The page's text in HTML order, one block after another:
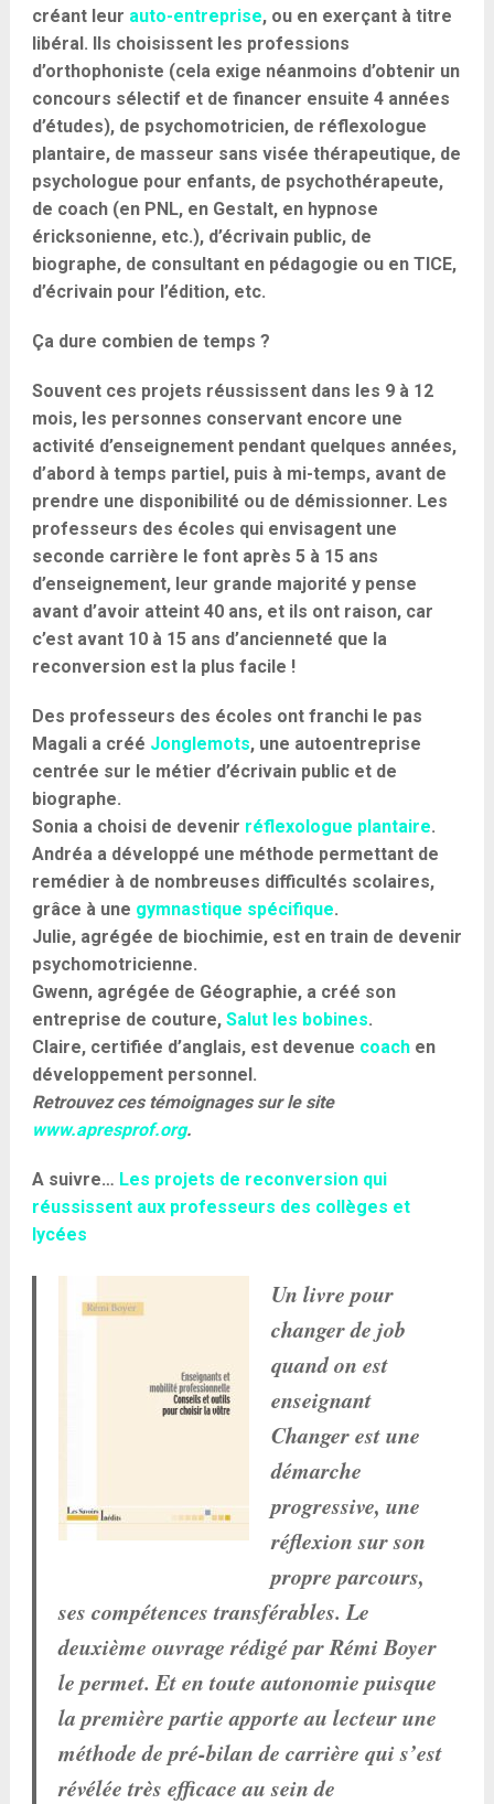
créant leur auto-entreprise, ou en exerçant à titre
libéral. Ils choisissent les professions
d’orthophoniste (cela exige néanmoins d’obtenir un
concours sélectif et de financer ensuite 4 années
d’études), de psychomotricien, de réflexologue
plantaire, de masseur sans visée thérapeutique, de
psychologue pour enfants, de psychothérapeute,
de coach (en PNL, en Gestalt, en hypnose
éricksonienne, etc.), d’écrivain public, de
biographe, de consultant en pédagogie ou en TICE,
d’écrivain pour l’édition, etc.
Ça dure combien de temps ?
Souvent ces projets réussissent dans les 9 à 12
mois, les personnes conservant encore une
activité d’enseignement pendant quelques années,
d’abord à temps partiel, puis à mi-temps, avant de
prendre une disponibilité ou de démissionner. Les
professeurs des écoles qui envisagent une
seconde carrière le font après 5 à 15 ans
d’enseignement, leur grande majorité y pense
avant d’avoir atteint 40 ans, et ils ont raison, car
c’est avant 10 à 15 ans d’ancienneté que la
reconversion est la plus facile !
Des professeurs des écoles ont franchi le pas
Magali a créé Jonglemots, une autoentreprise
centrée sur le métier d’écrivain public et de
biographe.
Sonia a choisi de devenir réflexologue plantaire.
Andréa a développé une méthode permettant de
remédier à de nombreuses difficultés scolaires,
grâce à une gymnastique spécifique.
Julie, agrégée de biochimie, est en train de devenir
psychomotricienne.
Gwenn, agrégée de Géographie, a créé son
entreprise de couture, Salut les bobines.
Claire, certifiée d’anglais, est devenue coachen
développement personnel.
Retrouvez ces témoignages sur le site
www.apresprof.org.
A suivre… Les projets de reconversion qui
réussissent aux professeurs des collèges et
lycées
Un livre pour
changer de job
quand on est
enseignant
Changer est une
démarche
progressive, une
réflexion sur son
propre parcours,
ses compétences transférables. Le
deuxième ouvrage rédigé par Rémi Boyer
le permet. Et en toute autonomie puisque
la première partie apporte au lecteur une
méthode de pré-bilan de carrière qui s’est
révélée très efficace au sein de